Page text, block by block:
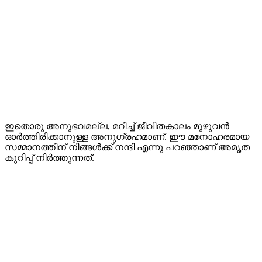
ഇതൊരു അനുഭവമല്ല, മറിച്ച് ജീവിതകാലം മുഴുവന്‍
ഓര്‍ത്തിരിക്കാനുള്ള അനുഗ്രഹമാണ്. ഈ മനോഹരമായ
സമ്മാനത്തിന് നിങ്ങള്‍ക്ക് നന്ദി എന്നു പറഞ്ഞാണ് അമൃത
കുറിപ്പ് നിര്‍ത്തുന്നത്.